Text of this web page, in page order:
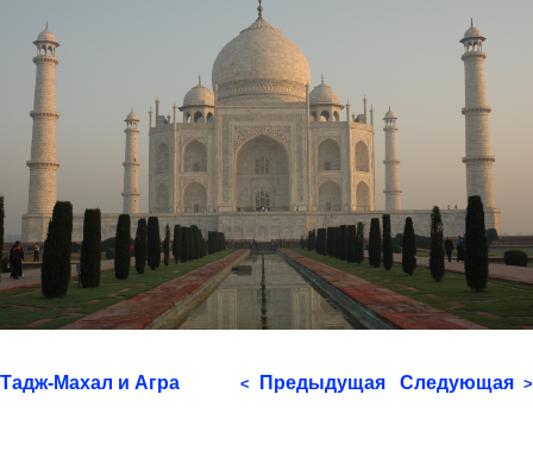
Тадж-Махал и Агра < Предыдущая Следующая >